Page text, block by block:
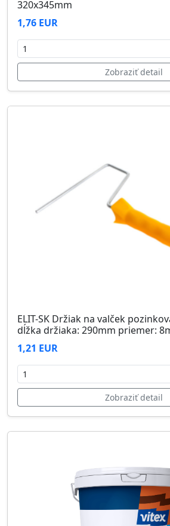
320x345mm
1,76 EUR
Zobraziť detail
ELIT-SK Držiak na valček
dĺžka držiaka: 290mm priemer:
1,21 EUR
Zobraziť detail